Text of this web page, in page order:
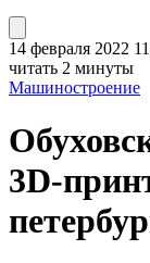
14 февраля 2022
читать 2 минуты
Машиностроение
3D-